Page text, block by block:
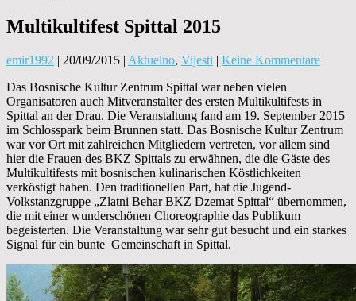
Multikultifest Spittal 2015
emir1992 | 20/09/2015 | Aktuelno, Vijesti | Keine Kommentare
Das Bosnische Kultur Zentrum Spittal war neben vielen
Organisatoren auch Mitveranstalter des ersten Multikultifests in
Spittal an der Drau. Die Veranstaltung fand am 19. September 2015
im Schlosspark beim Brunnen statt. Das Bosnische Kultur Zentrum
war vor Ort mit zahlreichen Mitgliedern vertreten, vor allem sind
hier die Frauen des BKZ Spittals zu erwähnen, die die Gäste des
Multikultifests mit bosnischen kulinarischen Köstlichkeiten
verköstigt haben. Den traditionellen Part, hat die Jugend-
Volkstanzgruppe „Zlatni Behar BKZ Dzemat Spittal“ übernommen,
die mit einer wunderschönen Choreographie das Publikum
begeisterten. Die Veranstaltung war sehr gut besucht und ein starkes
Signal für ein bunte Gemeinschaft in Spittal.